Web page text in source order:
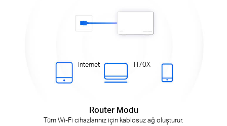
İnternet H70X
Router Modu
Tüm Wi-Fi cihazlarınız için kablosuz ağ oluşturur.